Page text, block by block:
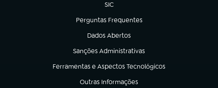
SIC
(abre em nova aba)
Perguntas Frequentes
(abre em nova aba)
Dados Abertos
(abre em nova aba)
Sanções Administrativas
(abre em nova aba)
Ferramentas e Aspectos Tecnológicos
(abre em nova aba)
Outras Informações
(abre em nova aba)